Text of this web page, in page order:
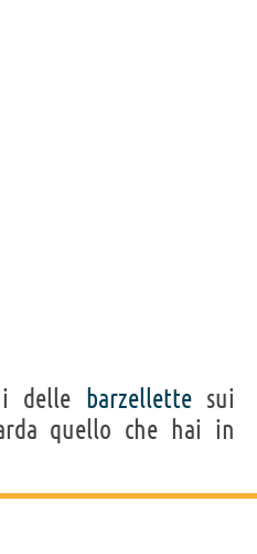
delle barzellettesui
quello che hai in